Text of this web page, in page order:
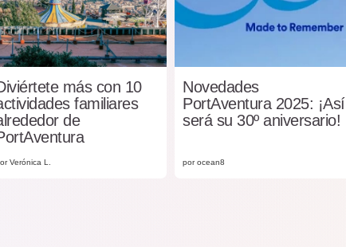
más con 10
familiares
de
Verónica L.
Novedades
PortAventura 2025: ¡Así
será su 30º aniversario!
por ocean8